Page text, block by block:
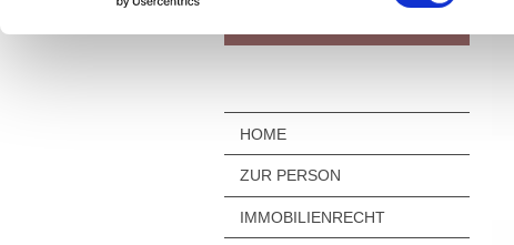
HOME
ZUR PERSON
IMMOBILIENRECHT